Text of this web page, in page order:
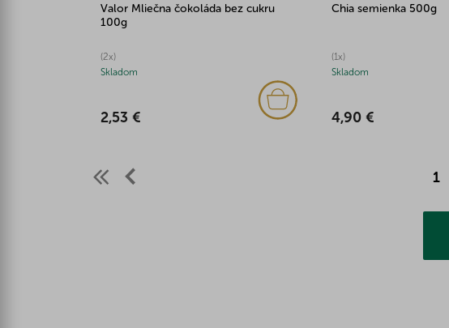
Valor Mliečna čokoláda bez cukru
100g
(2x)
Skladom
2,53 €
Chia semienka 500g
(1x)
Skladom
4,90 €
1